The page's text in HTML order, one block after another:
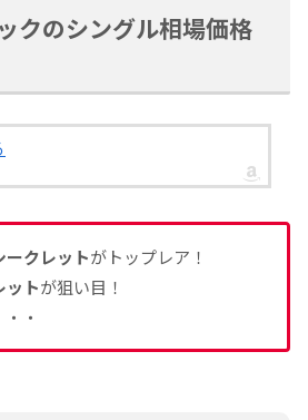
クのシングル相場価格
ークレットがトップレア！
ットが狙い目！
・